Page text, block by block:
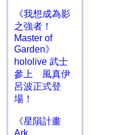
《我想成為影
之強者！
Master of
Garden》
hololive 武士
參上 風真伊
呂波正式登
場！
《星隕計畫
Ark